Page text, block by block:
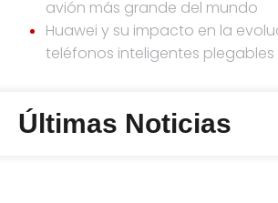
avión más grande del mundo
Huawei y su impacto en la
teléfonos inteligentes plegables
Últimas Noticias